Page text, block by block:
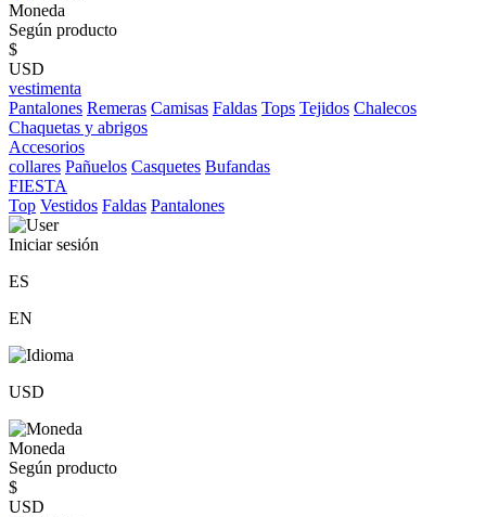
Moneda
Según producto
$
USD
vestimenta
Pantalones Remeras Camisas Faldas Tops Tejidos Chalecos
Chaquetas y abrigos
Accesorios
collares Pañuelos Casquetes Bufandas
FIESTA
Top Vestidos Faldas Pantalones
Iniciar sesión
ES
EN
USD
Moneda
Según producto
$
USD